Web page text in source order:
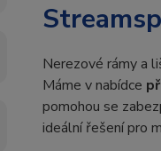
Nerezové rámy a
Máme v nabídce
pomohou se
ideální řešení pro